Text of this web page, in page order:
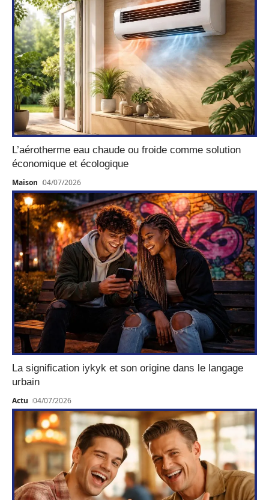
L’aérotherme eau chaude ou froide comme solution
économique et écologique
Maison 04/07/2026
La signification iykyk et son origine dans le langage
urbain
Actu 04/07/2026